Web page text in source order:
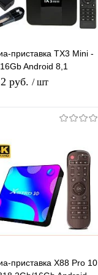
приставка TX3 Mini -
Android 8,1
Smart tv IPTV
руб. / шт
в 1
К
сравнению
В избранное
Недоступно
приставка X88 Pro 10